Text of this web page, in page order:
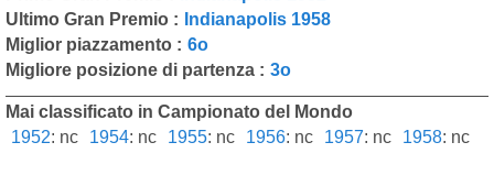
Ultimo Gran Premio :
Indianapolis 1958
Miglior piazzamento : 6o
Migliore posizione di partenza : 3o
Mai classificato in Campionato del Mondo
1952: nc 1954: nc 1955: nc 1956: nc 1957: nc 1958: nc